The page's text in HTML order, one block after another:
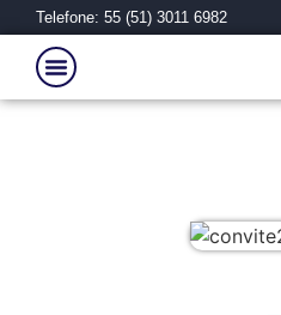
Telefone: 55 (51) 3011 6982